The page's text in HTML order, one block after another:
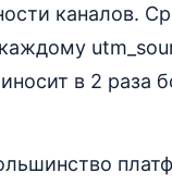
каналов.
каждому
в 2 раза